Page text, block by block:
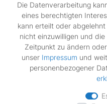
Vertrag
Die Datenverarbeitung
eines berechtigten
kann erteilt oder
nicht einzuwilligen und
Zeitpunkt zu ändern
unser Impressum und
personenbezogener